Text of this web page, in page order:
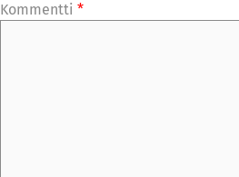
Kommentti *